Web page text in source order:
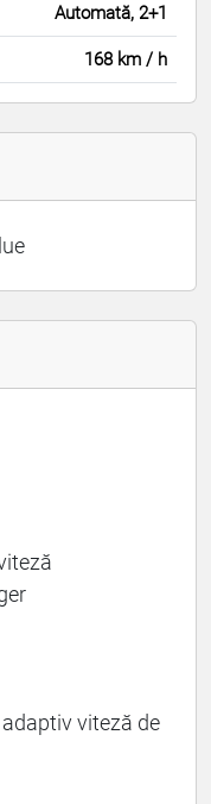
Automată, 2+1
168 km / h
viteză de